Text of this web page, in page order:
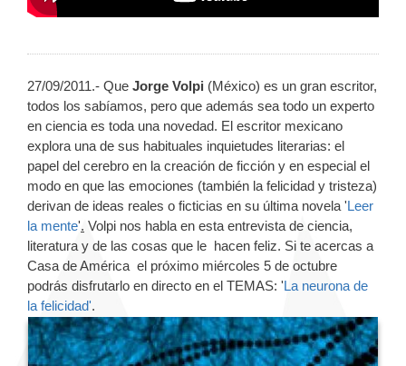
27/09/2011.- Que Jorge Volpi (México) es un gran escritor,
todos los sabíamos, pero que además sea todo un experto
en ciencia es toda una novedad. El escritor mexicano
explora una de sus habituales inquietudes literarias: el
papel del cerebro en la creación de ficción y en especial el
modo en que las emociones (también la felicidad y tristeza)
derivan de ideas reales o ficticias en su última novela 'Leer
la mente'. Volpi nos habla en esta entrevista de ciencia,
literatura y de las cosas que le hacen feliz. Si te acercas a
Casa de América el próximo miércoles 5 de octubre
podrás disfrutarlo en directo en el TEMAS: 'La neurona de
la felicidad'.